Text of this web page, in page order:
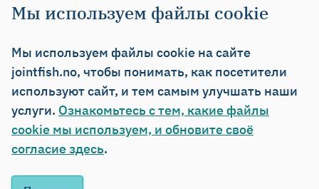
Мы используем файлы cookie
Мы используем файлы cookie на сайте
jointfish.no, чтобы понимать, как посетители
используют сайт, и тем самым улучшать наши
услуги. Ознакомьтесь с тем, какие файлы
cookie мы используем, и обновите своё
согласие здесь.